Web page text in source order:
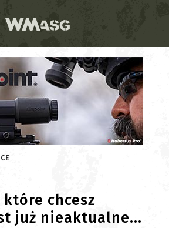
które chcesz
już nieaktualne...